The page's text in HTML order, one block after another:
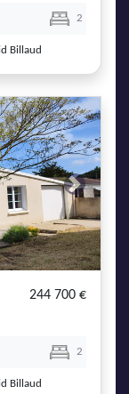
2
Billaud
Next
244 700 €
2
Billaud